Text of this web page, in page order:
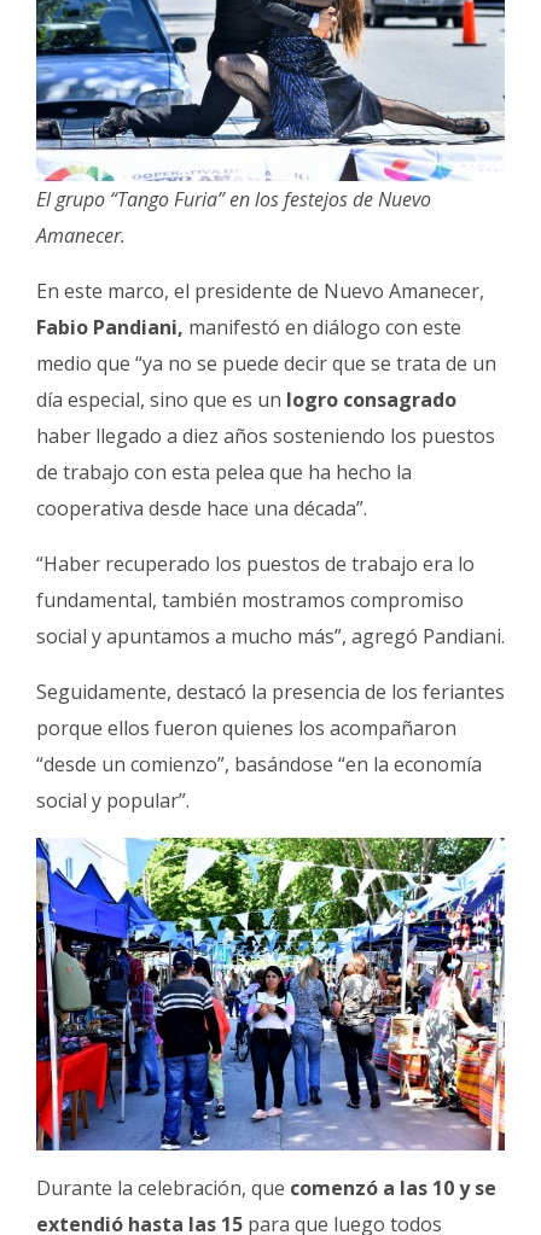
El grupo “Tango Furia” en los festejos de Nuevo
Amanecer.
En este marco, el presidente de Nuevo Amanecer,
Fabio Pandiani, manifestó en diálogo con este
medio que “ya no se puede decir que se trata de un
día especial, sino que es un logro consagrado
haber llegado a diez años sosteniendo los puestos
de trabajo con esta pelea que ha hecho la
cooperativa desde hace una década”.
“Haber recuperado los puestos de trabajo era lo
fundamental, también mostramos compromiso
social y apuntamos a mucho más”, agregó Pandiani.
Seguidamente, destacó la presencia de los feriantes
porque ellos fueron quienes los acompañaron
“desde un comienzo”, basándose “en la economía
social y popular”.
Durante la celebración, que comenzó a las 10 y se
extendió hasta las 15 para que luego todos